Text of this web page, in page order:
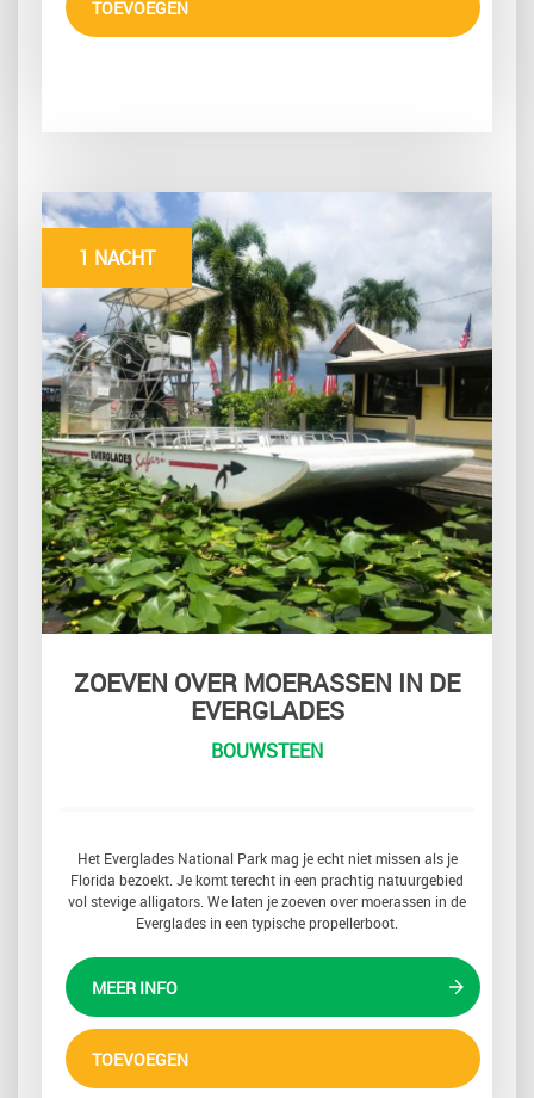
TOEVOEGEN
1 NACHT
ZOEVEN OVER MOERASSEN IN DE
EVERGLADES
BOUWSTEEN
Het Everglades National Park mag je echt niet missen als je
Florida bezoekt. Je komt terecht in een prachtig natuurgebied
vol stevige alligators. We laten je zoeven over moerassen in de
Everglades in een typische propellerboot.
MEER INFO
TOEVOEGEN